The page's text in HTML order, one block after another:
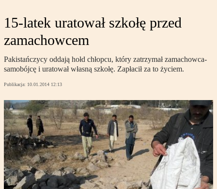
15-latek uratował szkołę przed
zamachowcem
Pakistańczycy oddają hołd chłopcu, który zatrzymał zamachowca-
samobójcę i uratował własną szkołę. Zapłacił za to życiem.
Publikacja: 10.01.2014 12:13